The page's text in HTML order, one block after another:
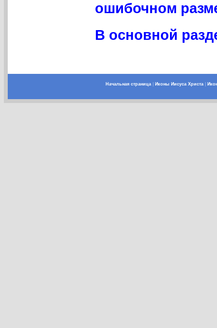
ошибочном
В основной
Начальная страница| Иконы Иисуса Христа|